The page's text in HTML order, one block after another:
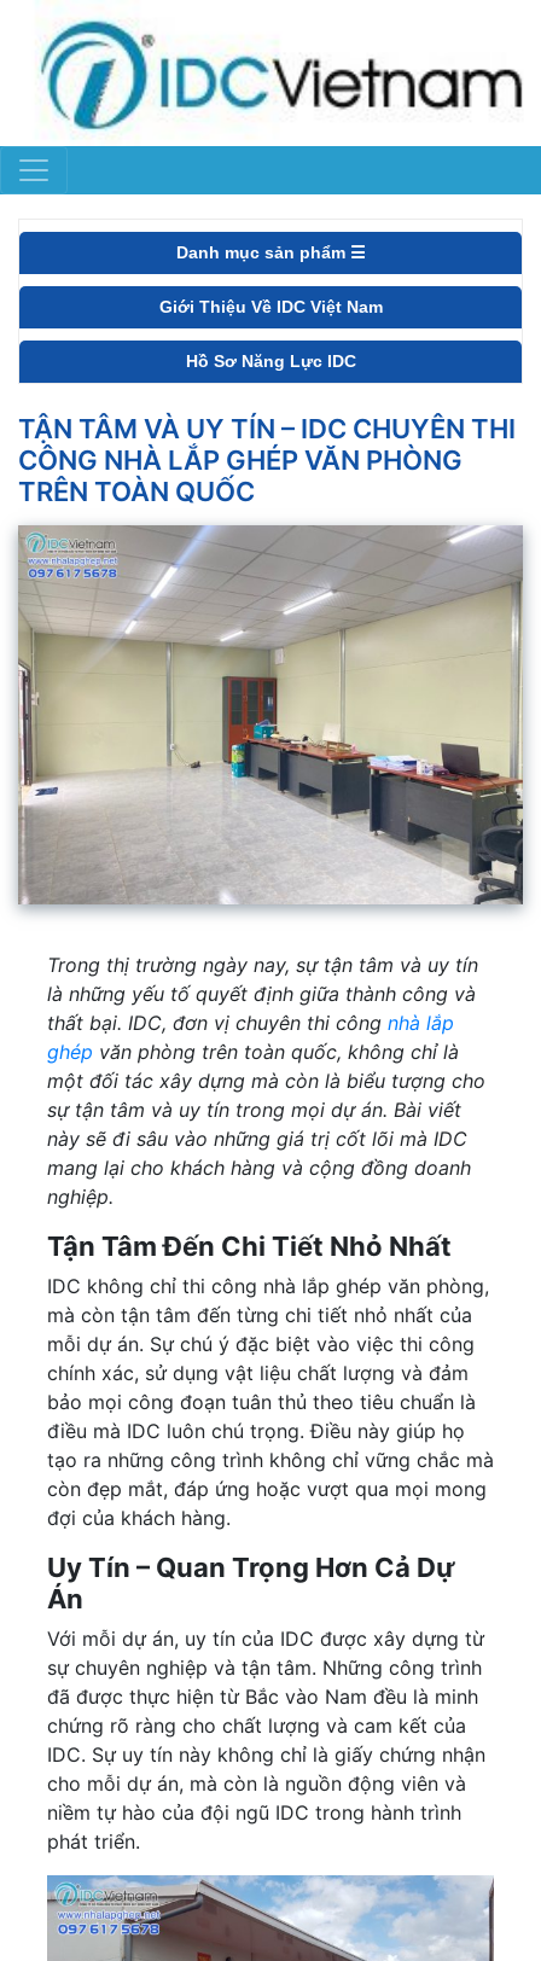
Danh mục sản phẩm ☰
Giới Thiệu Về IDC Việt Nam
Hồ Sơ Năng Lực IDC
TẬN TÂM VÀ UY TÍN – IDC CHUYÊN THI
CÔNG NHÀ LẮP GHÉP VĂN PHÒNG
TRÊN TOÀN QUỐC
Trong thị trường ngày nay, sự tận tâm và uy tín
là những yếu tố quyết định giữa thành công và
thất bại. IDC, đơn vị chuyên thi công nhà lắp
ghép văn phòng trên toàn quốc, không chỉ là
một đối tác xây dựng mà còn là biểu tượng cho
sự tận tâm và uy tín trong mọi dự án. Bài viết
này sẽ đi sâu vào những giá trị cốt lõi mà IDC
mang lại cho khách hàng và cộng đồng doanh
nghiệp.
Tận Tâm Đến Chi Tiết Nhỏ Nhất
IDC không chỉ thi công nhà lắp ghép văn phòng,
mà còn tận tâm đến từng chi tiết nhỏ nhất của
mỗi dự án. Sự chú ý đặc biệt vào việc thi công
chính xác, sử dụng vật liệu chất lượng và đảm
bảo mọi công đoạn tuân thủ theo tiêu chuẩn là
điều mà IDC luôn chú trọng. Điều này giúp họ
tạo ra những công trình không chỉ vững chắc mà
còn đẹp mắt, đáp ứng hoặc vượt qua mọi mong
đợi của khách hàng.
Uy Tín – Quan Trọng Hơn Cả Dự
Án
Với mỗi dự án, uy tín của IDC được xây dựng từ
sự chuyên nghiệp và tận tâm. Những công trình
đã được thực hiện từ Bắc vào Nam đều là minh
chứng rõ ràng cho chất lượng và cam kết của
IDC. Sự uy tín này không chỉ là giấy chứng nhận
cho mỗi dự án, mà còn là nguồn động viên và
niềm tự hào của đội ngũ IDC trong hành trình
phát triển.